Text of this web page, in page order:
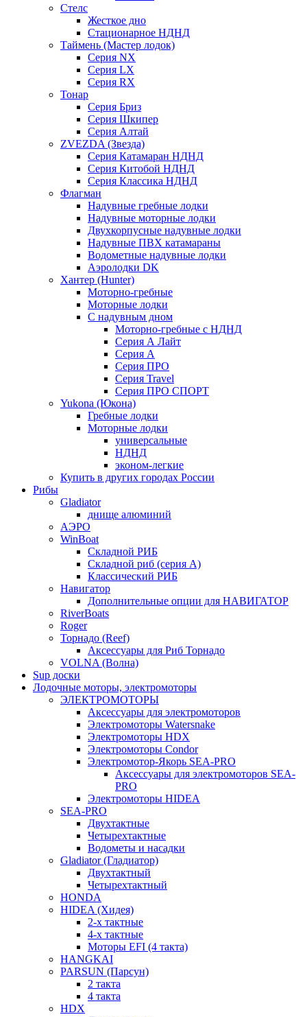
Стелс
Жесткое дно
Стационарное НДНД
Таймень (Мастер лодок)
Серия NX
Серия LX
Серия RX
Тонар
Серия Бриз
Серия Шкипер
Серия Алтай
ZVEZDA (Звезда)
Серия Катамаран НДНД
Серия Китобой НДНД
Серия Классика НДНД
Флагман
Надувные гребные лодки
Надувные моторные лодки
Двухкорпусные надувные лодки
Надувные ПВХ катамараны
Водометные надувные лодки
Аэролодки DK
Хантер (Hunter)
Моторно-гребные
Моторные лодки
С надувным дном
Моторно-гребные с НДНД
Серия А Лайт
Серия А
Серия ПРО
Серия Travel
Серия ПРО СПОРТ
Yukona (Юкона)
Гребные лодки
Моторные лодки
универсальные
НДНД
эконом-легкие
Купить в других городах России
Рибы
Gladiator
днище алюминий
АЭРО
WinBoat
Складной РИБ
Складной риб (серия А)
Классический РИБ
Навигатор
Дополнительные опции для НАВИГАТОР
RiverBoats
Roger
Торнадо (Reef)
Аксессуары для Риб Торнадо
VOLNA (Волна)
Sup доски
Лодочные моторы, электромоторы
ЭЛЕКТРОМОТОРЫ
Аксессуары для электромоторов
Электромоторы Watersnake
Электромоторы HDX
Электромоторы Condor
Электромотор-Якорь SEA-PRO
Аксессуары для электромоторов SEA-
PRO
Электромоторы HIDEA
SEA-PRO
Двухтактные
Четырехтактные
Водометы и насадки
Gladiator (Гладиатор)
Двухтактный
Четырехтактный
HONDA
HIDEA (Хидея)
2-х тактные
4-х тактные
Моторы EFI (4 такта)
HANGKAI
PARSUN (Парсун)
2 такта
4 такта
HDX